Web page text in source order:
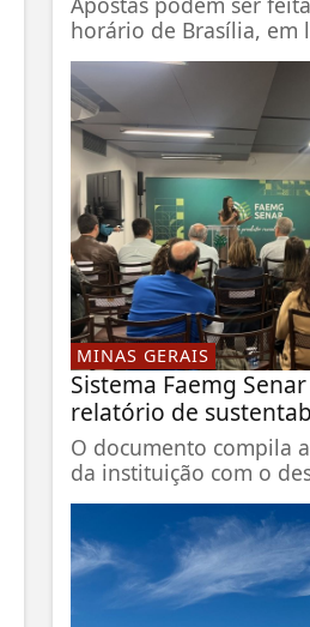
horário de Brasília, em
MINAS GERAIS
Sistema Faemg
relatório de
O documento compila
da instituição com o